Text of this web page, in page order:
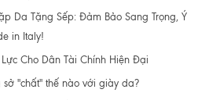
Da Tặng Sếp: Đảm Bảo Sang Trọng, Ý
in Italy!
Cho Dân Tài Chính Hiện Đại
"chất" thế nào với giày da?